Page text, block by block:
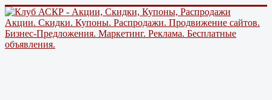
Акции. Скидки. Купоны. Распродажи. Продвижение сайтов.
Бизнес-Предложения. Маркетинг. Реклама. Бесплатные
объявления.